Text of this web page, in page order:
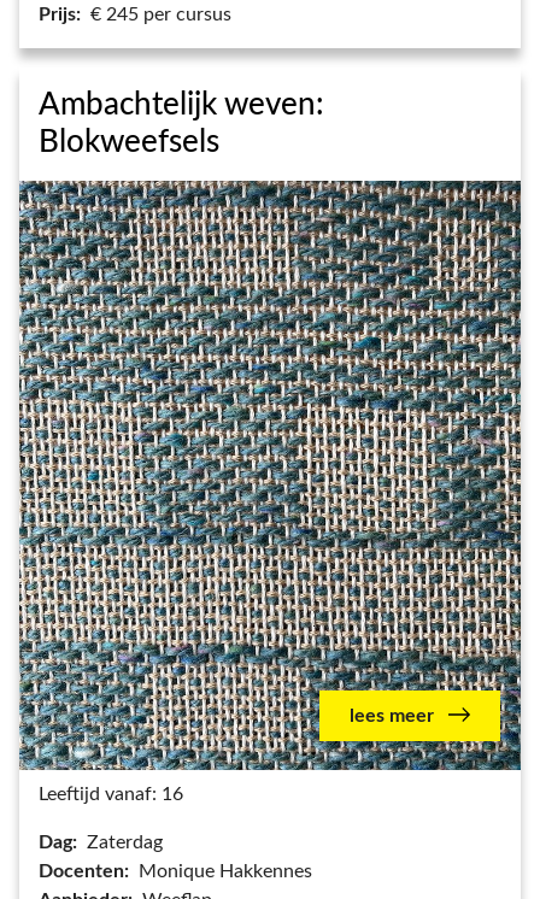
Prijs: € 245 per cursus
lees meer
Ambachtelijk weven:
Blokweefsels
Leeftijd vanaf: 16
Dag: Zaterdag
Docenten:
Monique Hakkennes